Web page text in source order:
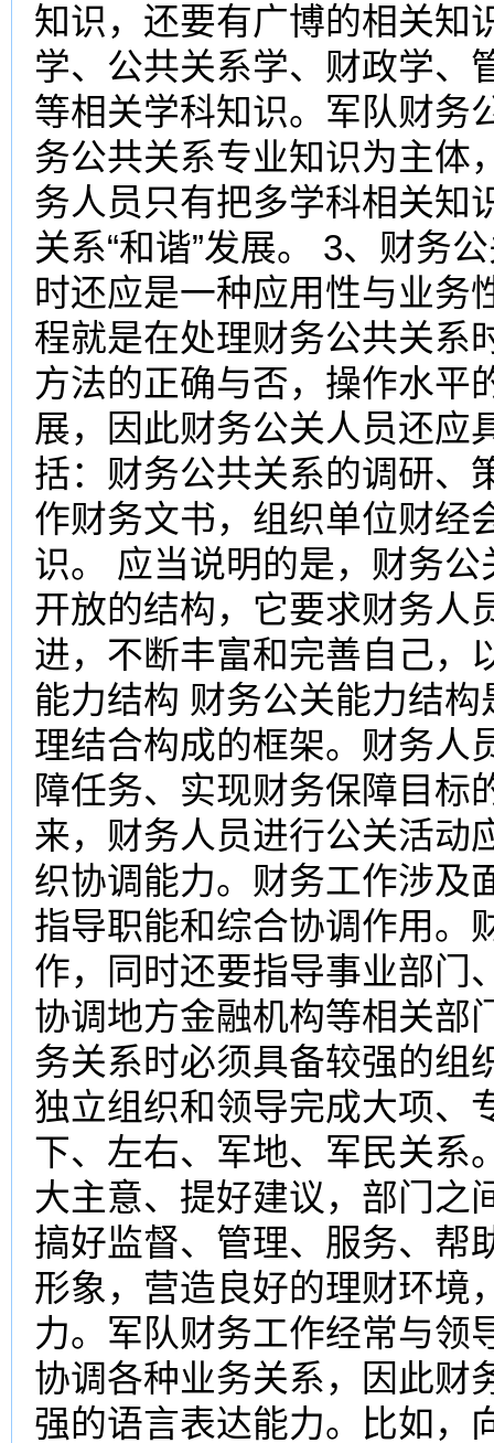
知识，还要有广博的相关知
学、公共关系学、财政学、
等相关学科知识。军队财务
务公共关系专业知识为主体
务人员只有把多学科相关知
关系“和谐”发展。 3、财务
时还应是一种应用性与业务
程就是在处理财务公共关系
方法的正确与否，操作水平
展，因此财务公关人员还应
括：财务公共关系的调研、
作财务文书，组织单位财经
识。 应当说明的是，财务
开放的结构，它要求财务人
进，不断丰富和完善自己，
能力结构 财务公关能力结
理结合构成的框架。财务人
障任务、实现财务保障目标
来，财务人员进行公关活动
织协调能力。财务工作涉及
指导职能和综合协调作用。
作，同时还要指导事业部门
协调地方金融机构等相关部
务关系时必须具备较强的组
独立组织和领导完成大项、
下、左右、军地、军民关系
大主意、提好建议，部门之
搞好监督、管理、服务、帮
形象，营造良好的理财环境
力。军队财务工作经常与领
协调各种业务关系，因此财
强的语言表达能力。比如，